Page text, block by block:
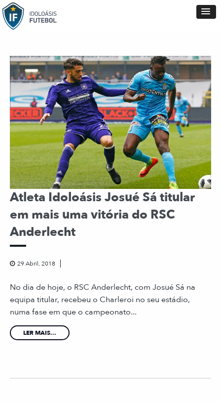
Atleta Idoloásis Josué Sá titular
em mais uma vitória do RSC
Anderlecht
29 Abril, 2018
No dia de hoje, o RSC Anderlecht, com Josué Sá na
equipa titular, recebeu o Charleroi no seu estádio,
numa fase em que o campeonato...
LER MAIS...